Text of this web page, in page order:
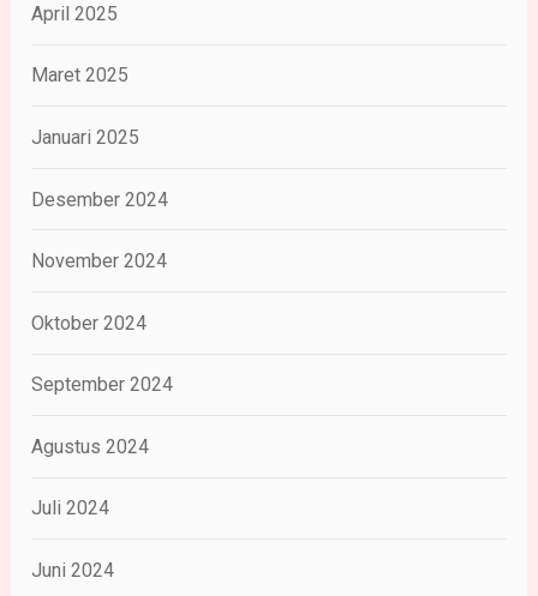
April 2025
Maret 2025
Januari 2025
Desember 2024
November 2024
Oktober 2024
September 2024
Agustus 2024
Juli 2024
Juni 2024